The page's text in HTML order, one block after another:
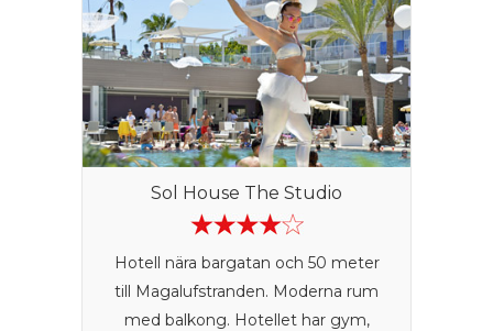
Sol House The Studio
Hotell nära bargatan och 50 meter
till Magalufstranden. Moderna rum
med balkong. Hotellet har gym,